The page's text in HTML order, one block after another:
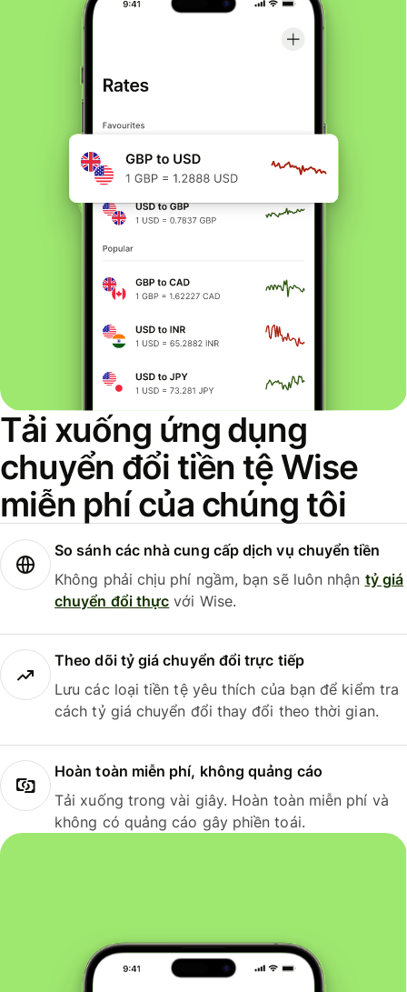
Tải xuống ứng dụng
chuyển đổi tiền tệ Wise
miễn phí của chúng tôi
So sánh các nhà cung cấp dịch vụ chuyển tiền
Không phải chịu phí ngầm, bạn sẽ luôn nhận tỷ giá
chuyển đổi thực với Wise.
Theo dõi tỷ giá chuyển đổi trực tiếp
Lưu các loại tiền tệ yêu thích của bạn để kiểm tra
cách tỷ giá chuyển đổi thay đổi theo thời gian.
Hoàn toàn miễn phí, không quảng cáo
Tải xuống trong vài giây. Hoàn toàn miễn phí và
không có quảng cáo gây phiền toái.